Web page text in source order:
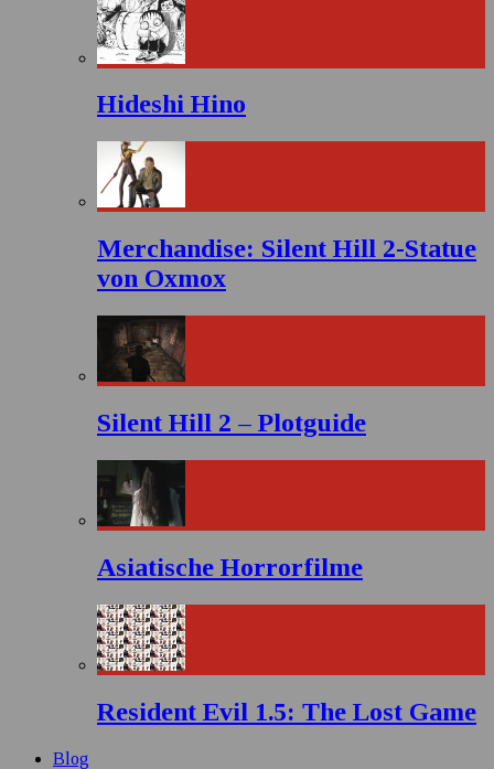
Hideshi Hino
Merchandise: Silent Hill 2-Statue
von Oxmox
Silent Hill 2 – Plotguide
Asiatische Horrorfilme
Resident Evil 1.5: The Lost Game
Blog